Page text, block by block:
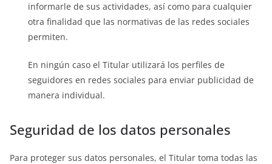
informarle de sus actividades, así como para cualquier
otra finalidad que las normativas de las redes sociales
permiten.
En ningún caso el Titular utilizará los perfiles de
seguidores en redes sociales para enviar publicidad de
manera individual.
Seguridad de los datos personales
Para proteger sus datos personales, el Titular toma todas las